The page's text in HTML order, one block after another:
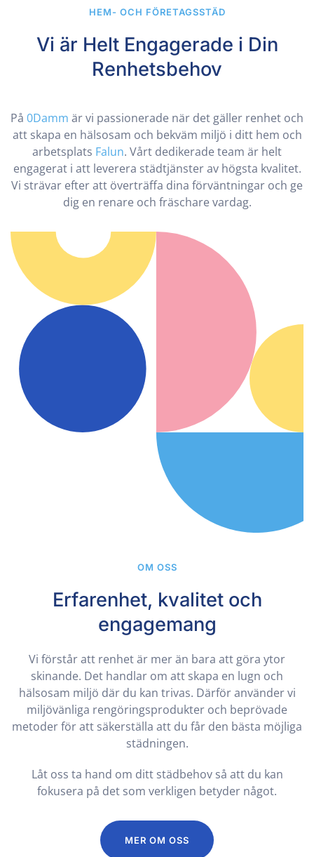
HEM- OCH FÖRETAGSSTÄD
Vi är Helt Engagerade i Din
Renhetsbehov
På 0Damm är vi passionerade när det gäller renhet och
att skapa en hälsosam och bekväm miljö i ditt hem och
arbetsplats Falun. Vårt dedikerade team är helt
engagerat i att leverera städtjänster av högsta kvalitet.
Vi strävar efter att överträffa dina förväntningar och ge
dig en renare och fräschare vardag.
OM OSS
Erfarenhet, kvalitet och
engagemang
Vi förstår att renhet är mer än bara att göra ytor
skinande. Det handlar om att skapa en lugn och
hälsosam miljö där du kan trivas. Därför använder vi
miljövänliga rengöringsprodukter och beprövade
metoder för att säkerställa att du får den bästa möjliga
städningen.
Låt oss ta hand om ditt städbehov så att du kan
fokusera på det som verkligen betyder något.
MER OM OSS